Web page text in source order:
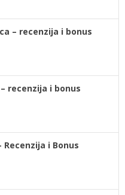
– recenzija i bonus
recenzija i bonus
Recenzija i Bonus